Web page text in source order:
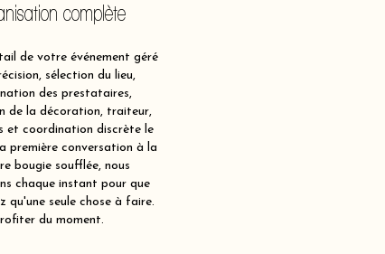
complète
de votre événement géré
sélection du lieu,
des prestataires,
de la décoration, traiteur,
et coordination discrète le
première conversation à la
bougie soufflée, nous
chaque instant pour que
qu'une seule chose à faire.
du moment.